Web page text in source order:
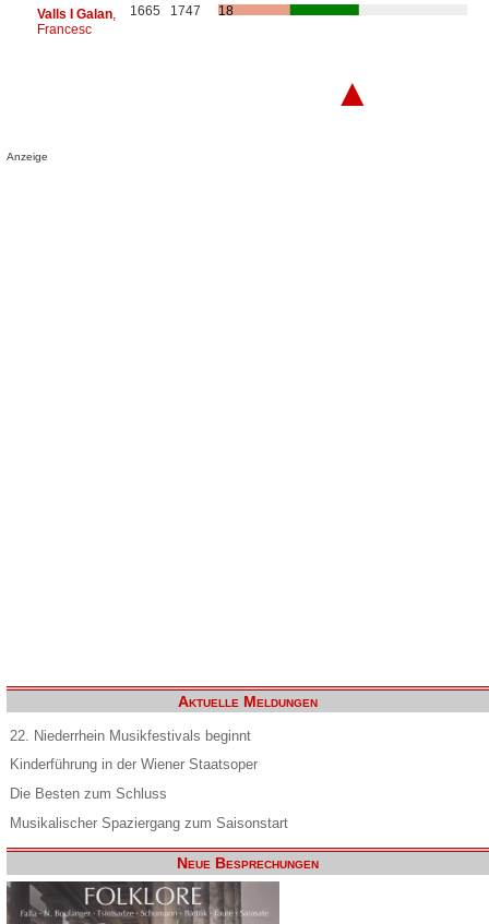
Valls I Galan,
Francesc
1665 1747 18
▲
Anzeige
Aktuelle Meldungen
22. Niederrhein Musikfestivals beginnt
Kinderführung in der Wiener Staatsoper
Die Besten zum Schluss
Musikalischer Spaziergang zum Saisonstart
Neue Besprechungen